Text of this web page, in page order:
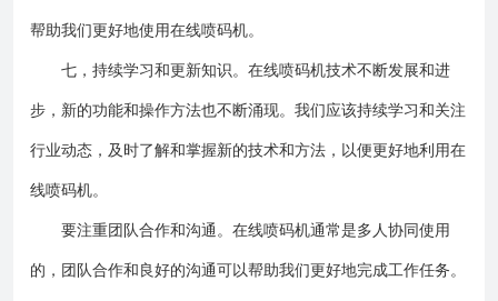
帮助我们更好地使用在线喷码机。
七，持续学习和更新知识。在线喷码机技术不断发展和进
步，新的功能和操作方法也不断涌现。我们应该持续学习和关注
行业动态，及时了解和掌握新的技术和方法，以便更好地利用在
线喷码机。
要注重团队合作和沟通。在线喷码机通常是多人协同使用
的，团队合作和良好的沟通可以帮助我们更好地完成工作任务。